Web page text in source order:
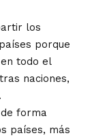
los
porque
todo el
naciones,
forma
países, más